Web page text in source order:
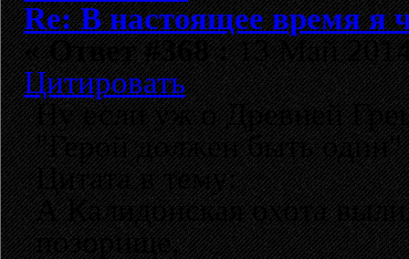
Re: В настоящее время я
«Ответ #368 :13 Май
Цитировать
Ну если уж о Древней
"Герой должен быть
Цитата в тему:
А Калидонская охота
позорище,